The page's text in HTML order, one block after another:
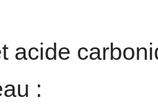
acide
: